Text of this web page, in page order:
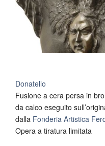
Donatello
Fusione a cera persa in
da calco eseguito
dalla Fonderia Artistica
Opera a tiratura limitata